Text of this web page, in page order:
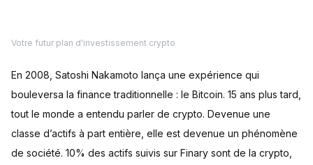
Votre futur plan d'investissement crypto
En 2008, Satoshi Nakamoto lança une expérience qui
bouleversa la finance traditionnelle : le Bitcoin. 15 ans plus tard,
tout le monde a entendu parler de crypto. Devenue une
classe d’actifs à part entière, elle est devenue un phénomène
de société. 10% des actifs suivis sur Finary sont de la crypto,